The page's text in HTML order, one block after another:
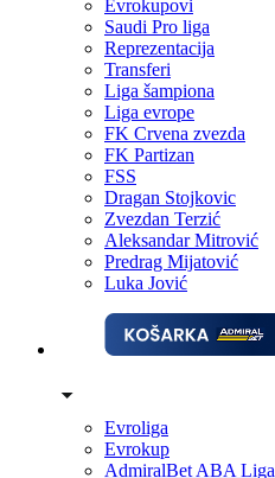
Evrokupovi
Saudi Pro liga
Reprezentacija
Transferi
Liga šampiona
Liga evrope
FK Crvena zvezda
FK Partizan
FSS
Dragan Stojkovic
Zvezdan Terzić
Aleksandar Mitrović
Predrag Mijatović
Luka Jović
Evroliga
Evrokup
AdmiralBet ABA Liga